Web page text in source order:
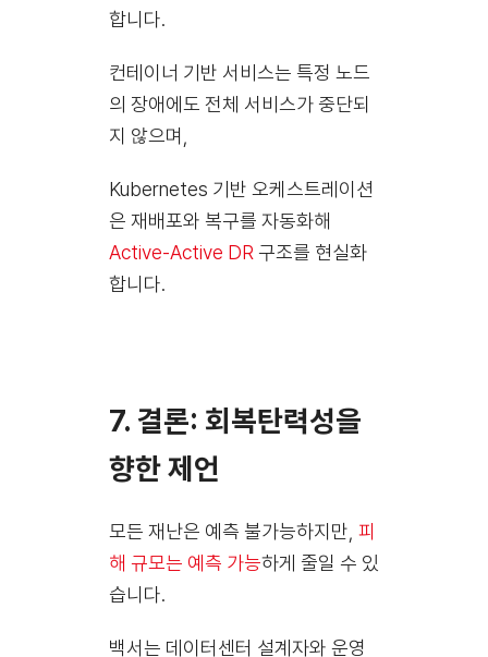
합니다.
컨테이너 기반 서비스는 특정 노드
의 장애에도 전체 서비스가 중단되
지 않으며,
Kubernetes 기반 오케스트레이션
은 재배포와 복구를 자동화해
Active-Active DR 구조를 현실화
합니다.
7. 결론: 회복탄력성을
향한 제언
모든 재난은 예측 불가능하지만, 피
해 규모는 예측 가능하게 줄일 수 있
습니다.
백서는 데이터센터 설계자와 운영